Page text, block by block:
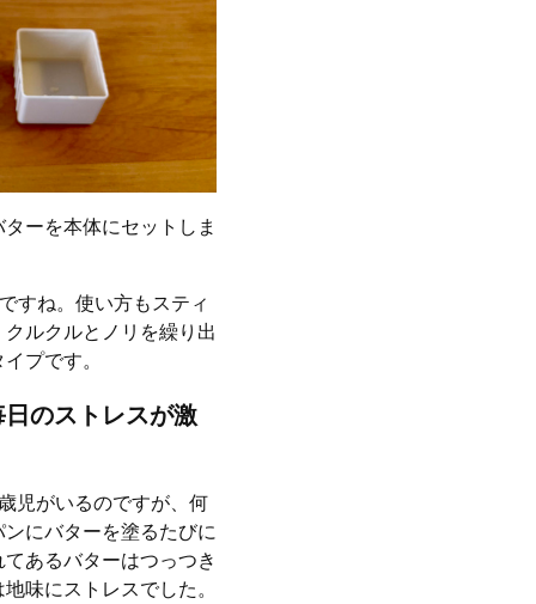
ーを本体にセットしま
すね。使い方もスティ
ルクルとノリを繰り出
プです。
のストレスが激
児がいるのですが、何
にバターを塗るたびに
あるバターはつっつき
味にストレスでした。